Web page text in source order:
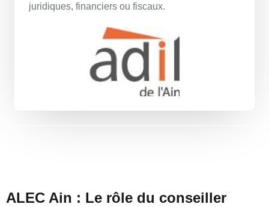
juridiques, financiers ou fiscaux.
ALEC Ain : Le rôle du conseiller